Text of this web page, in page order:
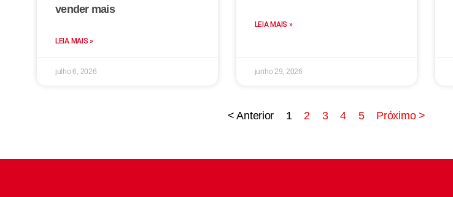
vender mais
LEIA MAIS »
julho 6, 2026
LEIA MAIS »
junho 29, 2026
< Anterior 1 2 3 4 5 Próximo >